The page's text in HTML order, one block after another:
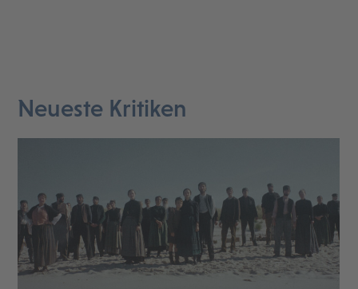
Neueste Kritiken